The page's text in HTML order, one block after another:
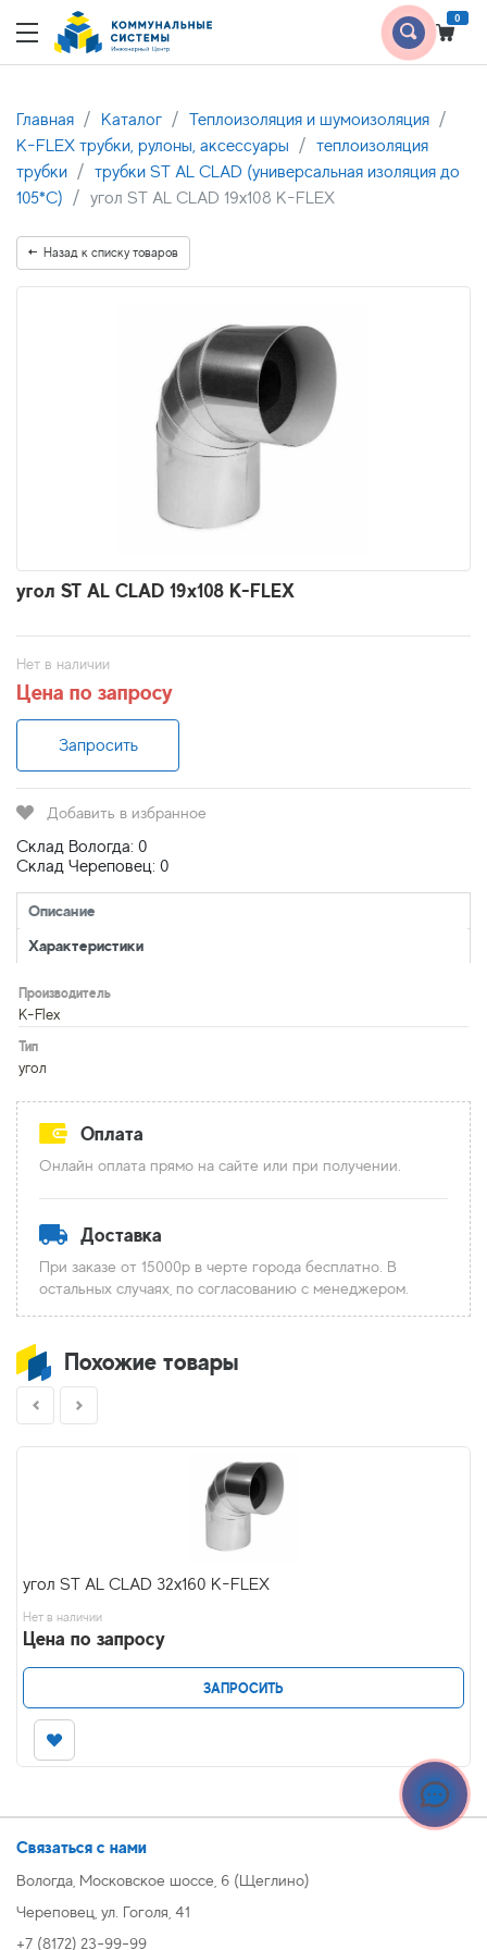
0
Главная Каталог
Теплоизоляция и шумоизоляция
K-FLEX трубки, рулоны, аксессуары
теплоизоляция
трубки
трубки ST AL CLAD (универсальная изоляция до
105*С)
угол ST AL CLAD 19х108 K-FLEX
Назад к списку товаров
угол ST AL CLAD 19х108 K-FLEX
Нет в наличии
Цена по запросу
Запросить
Добавить в избранное
Склад Вологда: 0
Склад Череповец: 0
Описание
Характеристики
Производитель
K-Flex
Тип
угол
Оплата
Онлайн оплата прямо на сайте или при получении.
Доставка
При заказе от 15000р в черте города бесплатно. В
остальных случаях, по согласованию с менеджером.
Похожие товары
угол ST AL CLAD 32х160 K-FLEX
Нет в наличии
Цена по запросу
ЗАПРОСИТЬ
Связаться с нами
Вологда, Московское шоссе, 6 (Щеглино)
Череповец, ул. Гоголя, 41
+7 (8172) 23-99-99